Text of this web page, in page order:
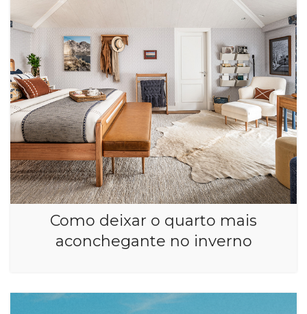
Como deixar o quarto mais
aconchegante no inverno